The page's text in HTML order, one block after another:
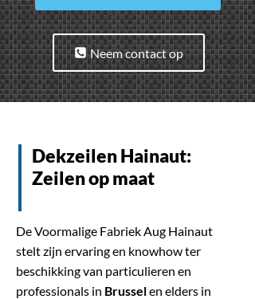
Neem contact op
Dekzeilen Hainaut:
Zeilen op maat
De Voormalige Fabriek Aug Hainaut
stelt zijn ervaring en knowhow ter
beschikking van particulieren en
professionals in Brusselen elders in